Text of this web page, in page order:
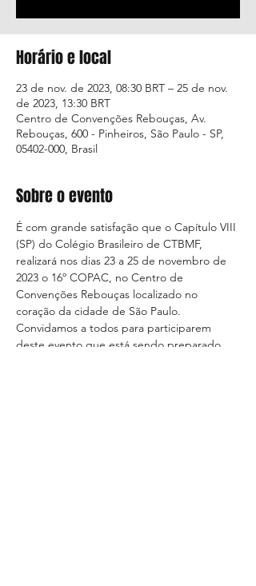
Horário e local
23 de nov. de 2023, 08:30 BRT – 25 de nov.
de 2023, 13:30 BRT
Centro de Convenções Rebouças, Av.
Rebouças, 600 - Pinheiros, São Paulo - SP,
05402-000, Brasil
Sobre o evento
É com grande satisfação que o Capítulo VIII
(SP) do Colégio Brasileiro de CTBMF,
realizará nos dias 23 a 25 de novembro de
2023 o 16º COPAC, no Centro de
Convenções Rebouças localizado no
coração da cidade de São Paulo.
Convidamos a todos para participarem
deste evento que está sendo preparado